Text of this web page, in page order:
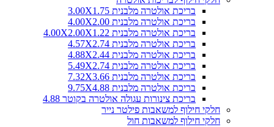
בריכת אולטרה מלבנית 3.00X1.75
בריכת אולטרה מלבנית 4.00X2.00
בריכת אולטרה מלבנית 4.00X2.00X1.22
בריכת אולטרה מלבנית 4.57X2.74
בריכת אולטרה מלבנית 4.88X2.44
בריכת אולטרה מלבנית 5.49X2.74
בריכת אולטרה מלבנית 7.32X3.66
בריכת אולטרה מלבנית 9.75X4.88
בריכת צינורות עגולה אולטרה בקוטר 4.88
חלקי חילוף למשאבות פילטר נייר
חלקי חילוף למשאבות חול